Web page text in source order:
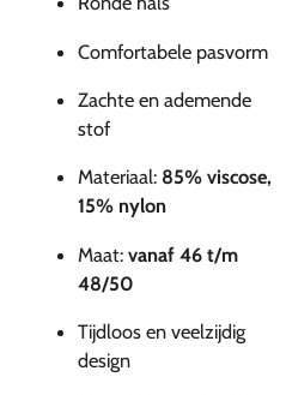
Comfortabele pasvorm
Zachte en ademende
stof
Materiaal: 85% viscose,
15% nylon
Maat: vanaf 46 t/m
48/50
Tijdloos en veelzijdig
design